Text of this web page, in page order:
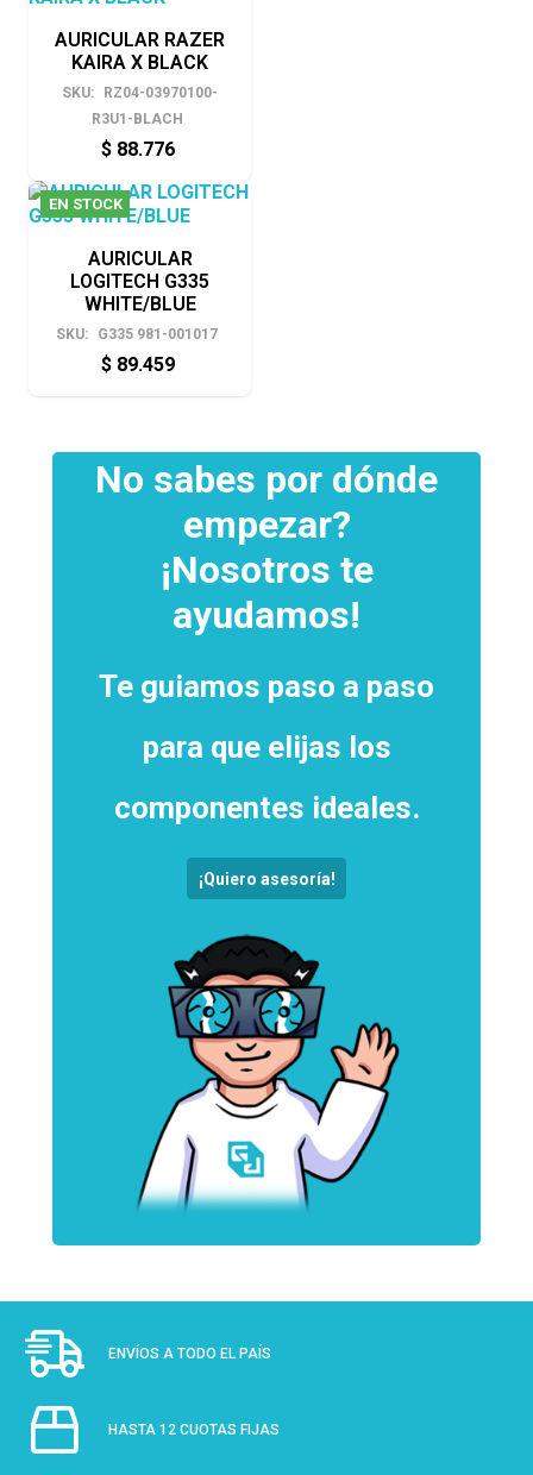
AURICULAR RAZER
KAIRA X BLACK
SKU:
RZ04-03970100-
R3U1-BLACH
$ 88.776
EN STOCK
AURICULAR
LOGITECH G335
WHITE/BLUE
SKU: G335 981-001017
$ 89.459
No sabes por dónde
empezar?
¡Nosotros te
ayudamos!
Te guiamos paso a paso
para que elijas los
componentes ideales.
¡Quiero asesoría!
ENVÍOS A TODO EL PAÍS
HASTA 12 CUOTAS FIJAS